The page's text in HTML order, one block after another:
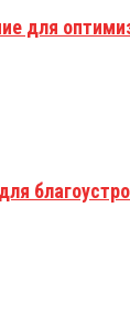
для